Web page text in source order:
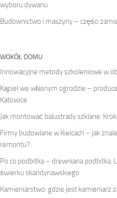
wyboru dywanu
Budownictwo i maszyny – części
WOKÓŁ DOMU
Innowacyjne metody szkoleniowe w
Kąpiel we własnym ogrodzie –
Katowice
Jak montować balustrady szklane:
Firmy budowlane w Kielcach – jak
remontu?
Po co podbitka – drewniana podbitka.
świerku skandynawskiego
Kamieniarstwo: gdzie jest kamieniarz